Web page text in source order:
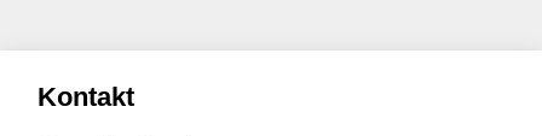
Kontakt